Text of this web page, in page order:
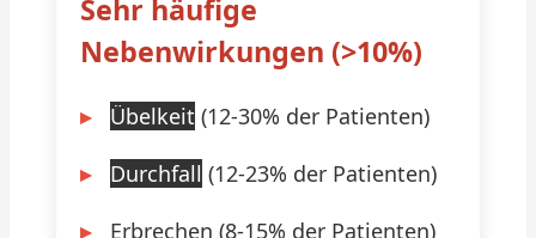
Sehr häufige
Nebenwirkungen (>10%)
Übelkeit (12-30% der Patienten)
Durchfall (12-23% der Patienten)
Erbrechen (8-15% der Patienten)